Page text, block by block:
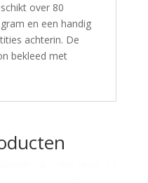
over 80
en een handig
achterin. De
bekleed met